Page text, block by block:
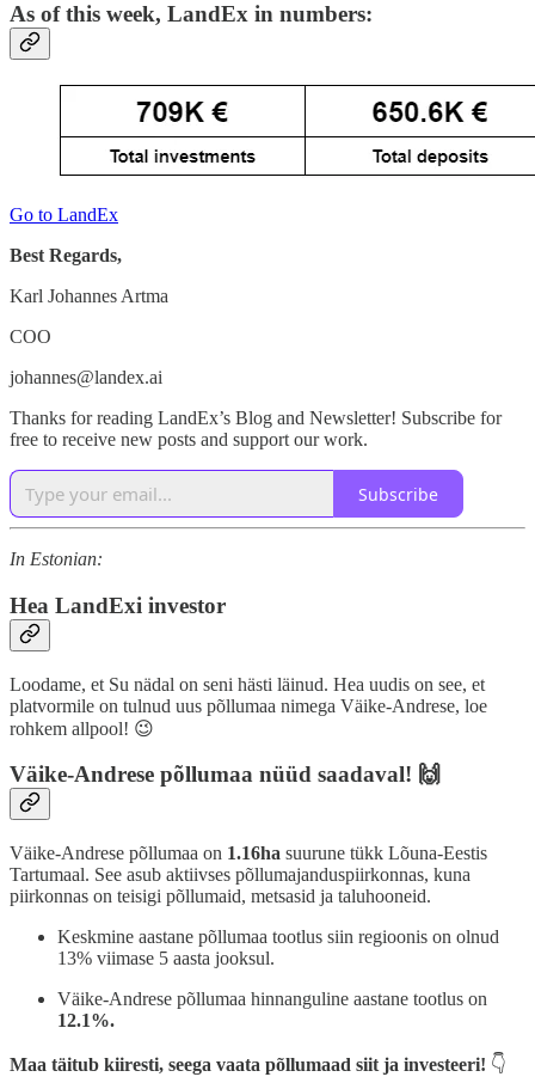
As of this week, LandEx in numbers:
Go to LandEx
Best Regards,
Karl Johannes Artma
COO
johannes@landex.ai
Thanks for reading LandEx’s Blog and Newsletter! Subscribe for
free to receive new posts and support our work.
Subscribe
In Estonian:
Hea LandExi investor
Loodame, et Su nädal on seni hästi läinud. Hea uudis on see, et
platvormile on tulnud uus põllumaa nimega Väike-Andrese, loe
rohkem allpool! 😉
Väike-Andrese põllumaa nüüd saadaval! 🙌
Väike-Andrese põllumaa on 1.16ha suurune tükk Lõuna-Eestis
Tartumaal. See asub aktiivses põllumajanduspiirkonnas, kuna
piirkonnas on teisigi põllumaid, metsasid ja taluhooneid.
Keskmine aastane põllumaa tootlus siin regioonis on olnud
13% viimase 5 aasta jooksul.
Väike-Andrese põllumaa hinnanguline aastane tootlus on
12.1%.
Maa täitub kiiresti, seega vaata põllumaad siit ja investeeri! 👇